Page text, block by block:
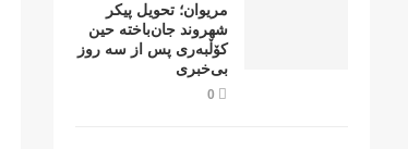
مریوان؛ تحویل پیکر
شهروند جان‌باخته حین
کۆڵبەری پس از سە روز
بی‌خبری
0